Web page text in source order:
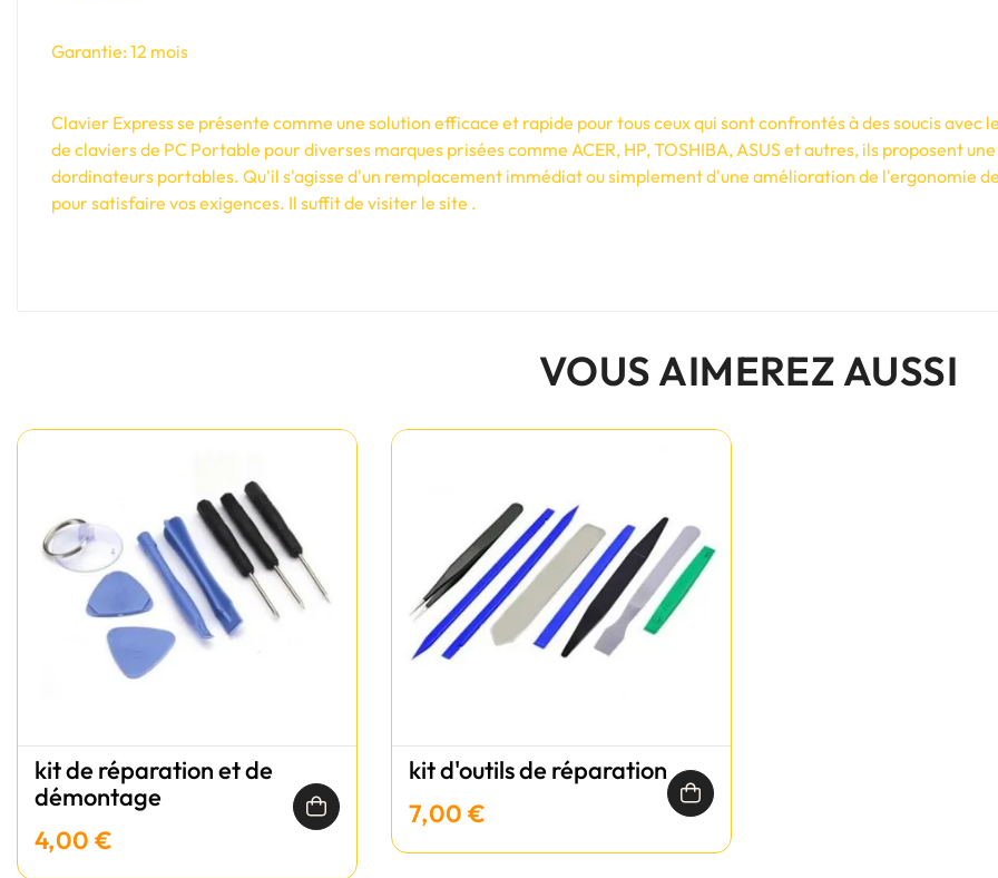
Garantie: 12 mois
Clavier Express se présente comme une solution efficace et rapide pour tous ceux qui sont confrontés à des soucis
de claviers de PC Portable pour diverses marques prisées comme ACER, HP, TOSHIBA, ASUS et autres, ils proposent
dordinateurs portables. Qu'il s'agisse d'un remplacement immédiat ou simplement d'une amélioration de l'ergonomie
pour satisfaire vos exigences. Il suffit de visiter le site .
VOUS AIMEREZ AUSSI
kit de réparation et de
démontage
4,00 €
kit d'outils de réparation
7,00 €